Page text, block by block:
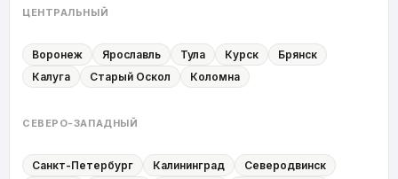
ЦЕНТРАЛЬНЫЙ
Воронеж Ярославль Тула Курск
Брянск
Калуга
Старый Оскол Коломна
СЕВЕРО-ЗАПАДНЫЙ
Санкт-Петербург Калининград
Северодвинск